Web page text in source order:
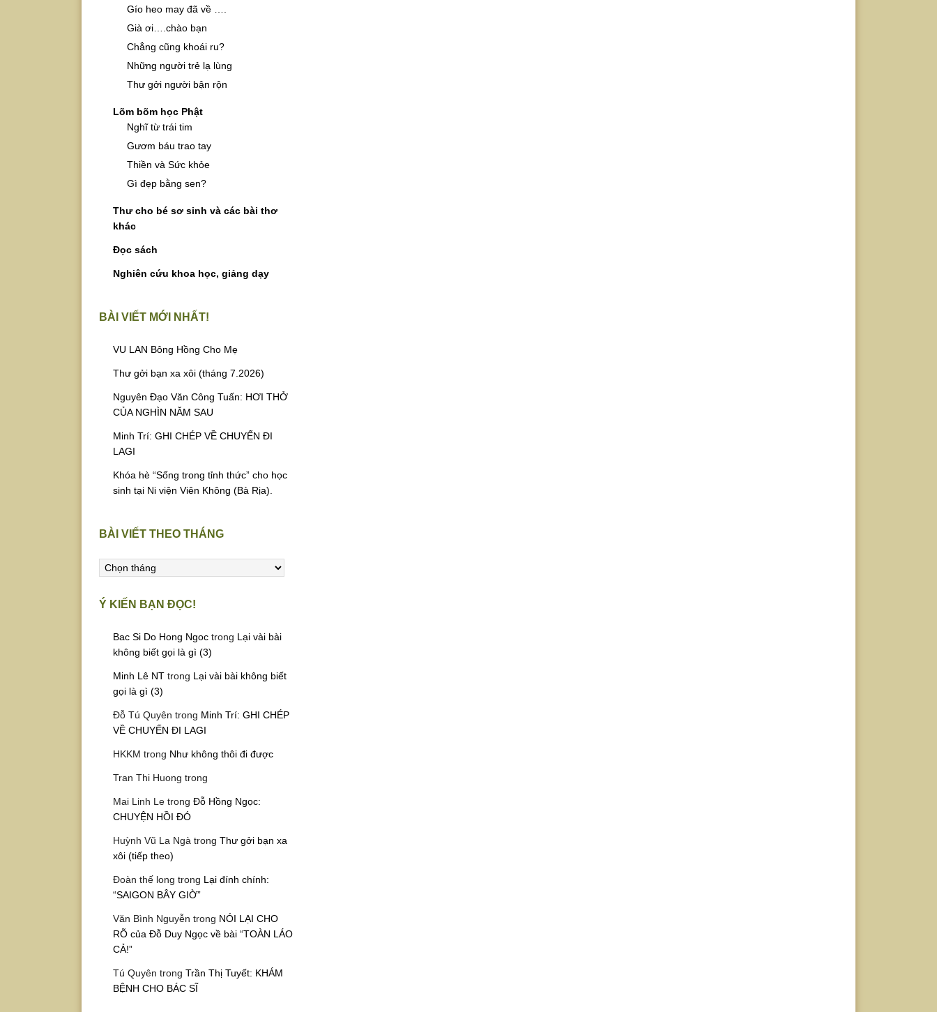
Gío heo may đã về ….
Già ơi….chào bạn
Chẳng cũng khoái ru?
Những người trẻ lạ lùng
Thư gởi người bận rộn
Lõm bõm học Phật
Nghĩ từ trái tim
Gươm báu trao tay
Thiền và Sức khỏe
Gì đẹp bằng sen?
Thư cho bé sơ sinh và các bài thơ
khác
Đọc sách
Nghiên cứu khoa học, giảng dạy
BÀI VIẾT MỚI NHẤT!
VU LAN Bông Hồng Cho Mẹ
Thư gởi bạn xa xôi (tháng 7.2026)
Nguyên Đạo Văn Công Tuấn: HƠI THỞ
CỦA NGHÌN NĂM SAU
Minh Trí: GHI CHÉP VỀ CHUYẾN ĐI
LAGI
Khóa hè “Sống trong tỉnh thức” cho học
sinh tại Ni viện Viên Không (Bà Rịa).
BÀI VIẾT THEO THÁNG
viết
thángÝ KIẾN BẠN ĐỌC!
Bac Si Do Hong Ngoc trong Lại vài bài
không biết gọi là gì (3)
Minh Lê NT trong Lại vài bài không biết
gọi là gì (3)
Đỗ Tú Quyên trong Minh Trí: GHI CHÉP
VỀ CHUYẾN ĐI LAGI
HKKM trong Như không thôi đi được
Tran Thi Huong trong
Mai Linh Le trong Đỗ Hồng Ngọc:
CHUYỆN HỒI ĐÓ
Huỳnh Vũ La Ngà trong Thư gởi bạn xa
xôi (tiếp theo)
Đoàn thế long trong Lại đính chính:
“SAIGON BÂY GIỜ”
Văn Bình Nguyễn trong NÓI LẠI CHO
RÕ của Đỗ Duy Ngọc về bài “TOÀN LÁO
CẢ!”
Tú Quyên trong Trần Thị Tuyết: KHÁM
BỆNH CHO BÁC SĨ